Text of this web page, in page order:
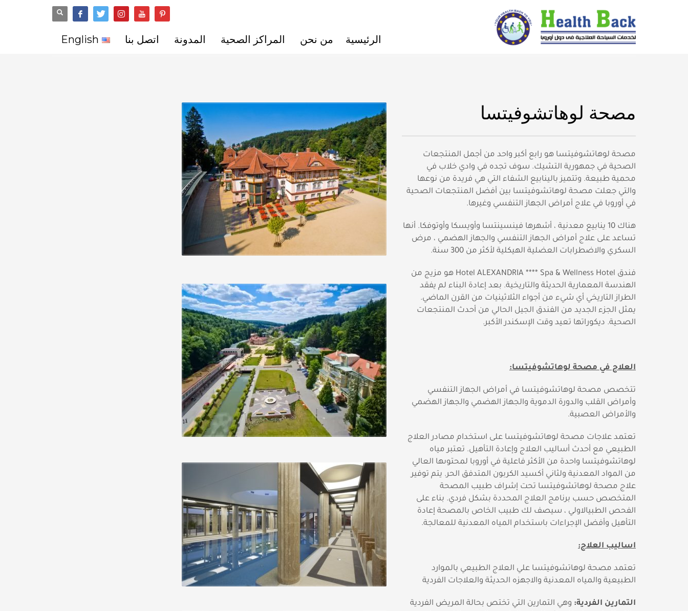
الرئيسية من نحن المراكز الصحية المدونة اتصل بنا English
مصحة لوهاتشوفيتسا
مصحة لوهاتشوفيتسا هو رابع أكبر واحد من أجمل المنتجعات
الصحية في جمهورية التشيك. سوف تجده في وادي خلاب في
محمية طبيعة. وتتميز بالينابيع الشفاء التي هي فريدة من نوعها
والتي جعلت مصحة لوهاتشوفيتسا بين أفضل المنتجعات الصحية
في أوروبا في علاج أمراض الجهاز التنفسي وغيرها.
هناك 10 ينابيع معدنية ، أشهرها فينسينتسا وأويسكا وأوتوفكا. أنها
تساعد على علاج أمراض الجهاز التنفسي والجهاز الهضمي ، مرض
السكري والاضطرابات العضلية الهيكلية لأكثر من 300 سنة.
فندق Hotel ALEXANDRIA **** Spa & Wellness Hotel هو مزيج من
الهندسة المعمارية الحديثة والتاريخية. بعد إعادة البناء لم يفقد
الطراز التاريخي أي شيء من أجواء الثلاثينيات من القرن الماضي.
يمثل الجزء الجديد من الفندق الجيل الحالي من أحدث المنتجعات
الصحية. ديكوراتها تعيد وقت الإسكندر الأكبر.
العلاج في مصحة لوهاتشوفيتسا:
تتخصص مصحة لوهاتشوفيتسا في أمراض الجهاز التنفسي
وأمراض القلب والدورة الدموية والجهاز الهضمي والجهاز الهضمي
والأمراض العصبية.
تعتمد علاجات مصحة لوهاتشوفيتسا على استخدام مصادر العلاج
الطبيعي مع أحدث أساليب العلاج وإعادة التأهيل. تعتبر مياه
لوهاتشوفيتسا واحدة من الأكثر فاعلية في أوروبا لمحتوىها العالي
من المواد المعدنية ولثاني أكسيد الكربون المتدفق الحر. يتم توفير
علاج مصحة لوهاتشوفيتسا تحت إشراف طبيب المصحة
المتخصص حسب برنامج العلاج المحددة بشكل فردي. بناء على
الفحص الطبيالاولي ، سيصف لك طبيب الخاص بالمصحة إعادة
التأهيل وأفضل الإجراءات باستخدام المياه المعدنية للمعالجة.
اساليب العلاج:
تعتمد مصحة لوهاتشوفيتسا علي العلاج الطبيعي بالموارد
الطبيعية والمياه المعدنية والاجهزه الحديثة والعلاجات الفردية
التمارين الفردية: وهي التمارين التي تختص بحالة المريض الفردية